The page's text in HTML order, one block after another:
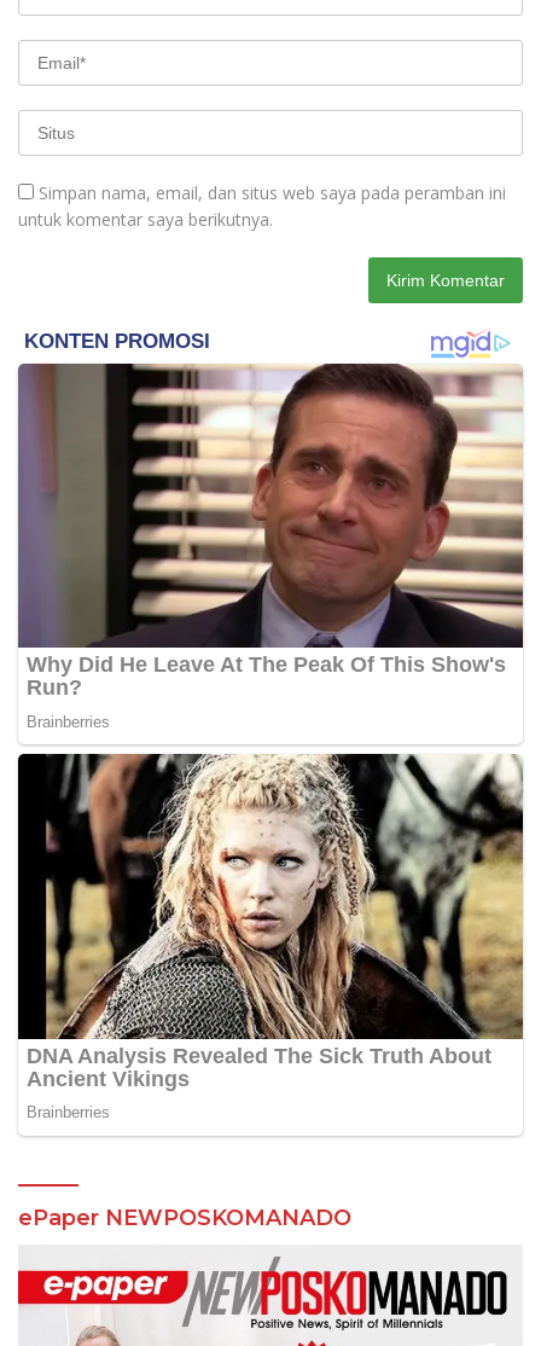
Simpan nama, email, dan situs web saya pada peramban ini
untuk komentar saya berikutnya.
ePaper NEWPOSKOMANADO